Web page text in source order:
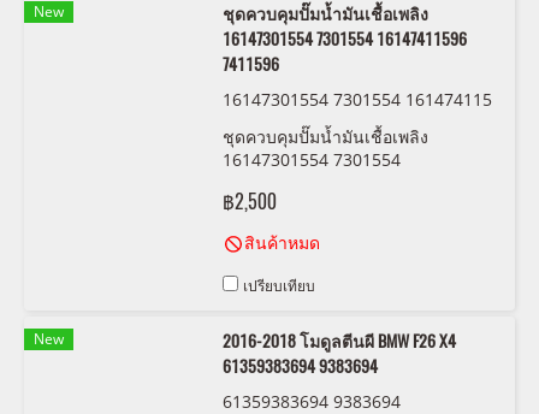
New
ชุดควบคุมปั๊มน้ำมันเชื้อเพลิง
16147301554 7301554 16147411596
7411596
16147301554 7301554 161474115
96 7411596
ชุดควบคุมปั๊มน้ำมันเชื้อเพลิง
16147301554 7301554
16147411596 7411596 อะไหล่เก่า
งาน
฿2,500
สินค้าหมด
เปรียบเทียบ
New
2016-2018 โมดูลตีนผี BMW F26 X4
61359383694 9383694
61359383694 9383694